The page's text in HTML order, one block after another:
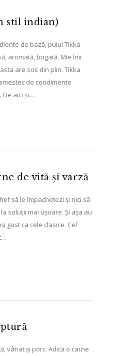
stil indian)
de bază, puiul Tikka
aromată, bogată. Mie îmi
are sos din plin. Tikka
de condimente
De aici și…
de vită și varză
să le împachetezi și nici să
soluții mai ușoare. Și așa au
gust ca cele clasice. Cel
vânat și porc. Adică o carne